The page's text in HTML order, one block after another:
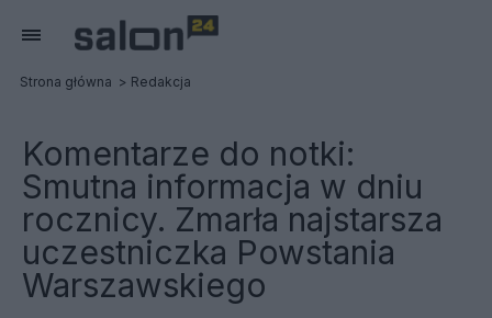
Strona główna Redakcja
Komentarze do notki:
Smutna informacja w dniu
rocznicy. Zmarła najstarsza
uczestniczka Powstania
Warszawskiego